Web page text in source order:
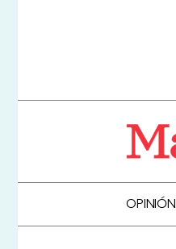
OPINIÓN